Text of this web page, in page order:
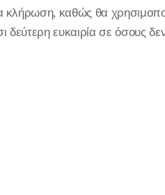
κλήρωση, καθώς θα
δεύτερη ευκαιρία σε όσους